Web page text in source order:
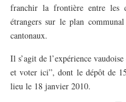
franchir la frontière entre les
étrangers sur le plan
cantonaux.
Il s’agit de l’expérience
et voter ici”, dont le dépôt de
lieu le 18 janvier 2010.